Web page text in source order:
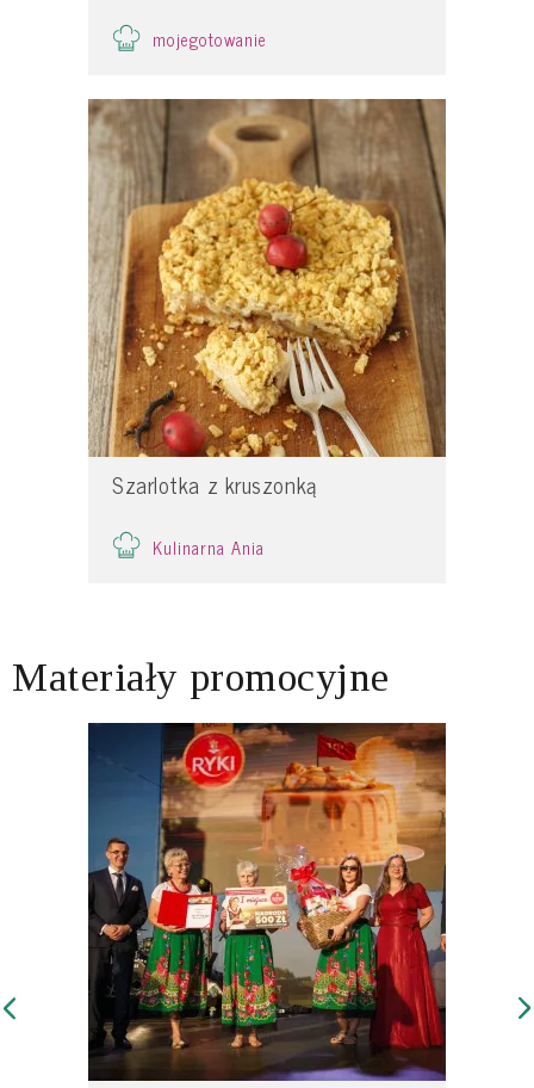
mojegotowanie
Szarlotka z kruszonką
Kulinarna Ania
Materiały promocyjne